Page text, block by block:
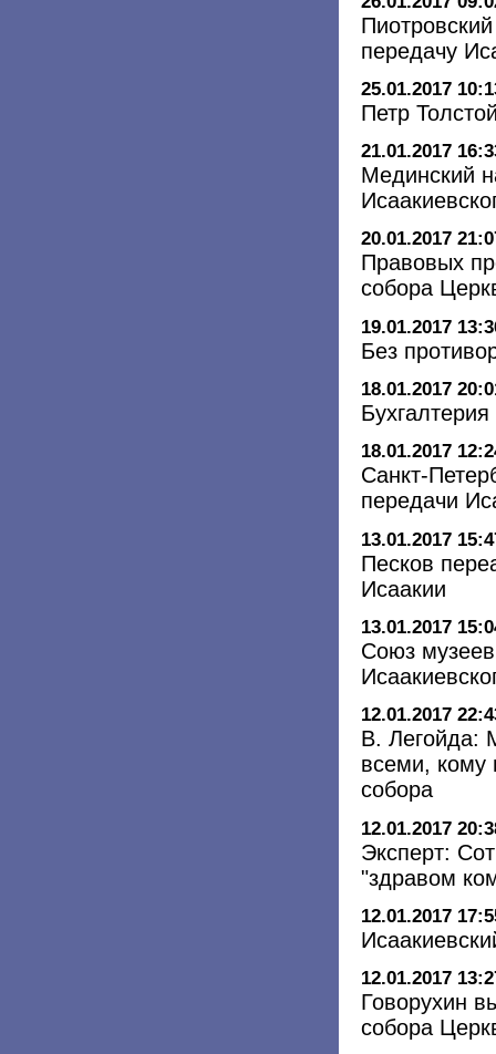
передачу
25.01.2017
Петр
21.01.2017
Мединский
20.01.2017
Правовых
собора
19.01.2017
Без
18.01.2017
18.01.2017
Санкт-
передачи
13.01.2017
Песков
Исаакии
13.01.2017
Союз
12.01.2017
В. Легойда:
всеми, кому
собора
12.01.2017
Эксперт:
"здравом
12.01.2017
12.01.2017
Говорухин
собора